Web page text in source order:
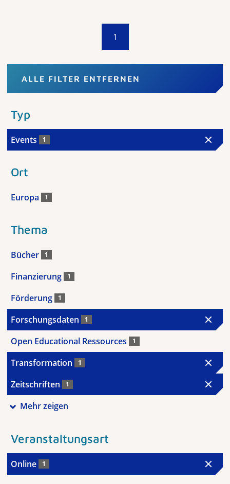
1
ALLE FILTER ENTFERNEN
Typ
Events 1
Ort
Europa 1
Thema
Bücher 1
Finanzierung 1
Förderung 1
Forschungsdaten 1
Open Educational Ressources 1
Transformation 1
Zeitschriften 1
Mehr zeigen
Veranstaltungsart
Online 1